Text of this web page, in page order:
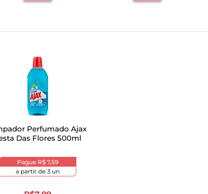
Perfumado Ajax
Das Flores 500ml
Pague R$ 7,59
a partir de 3un